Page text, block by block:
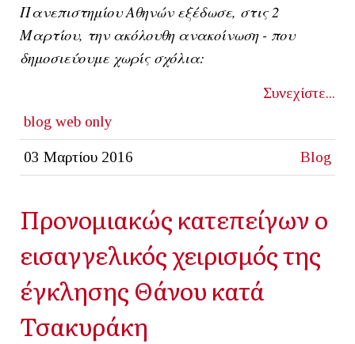
Πανεπιστημίου Αθηνών εξέδωσε, στις 2
Μαρτίου, την ακόλουθη ανακοίνωση - που
δημοσιεύουμε χωρίς σχόλια:
Συνεχίστε...
blog web only
03 Μαρτίου 2016 Blog
Προνομιακώς κατεπείγων o
εισαγγελικός χειρισμός της
έγκλησης Θάνου κατά
Τσακυράκη